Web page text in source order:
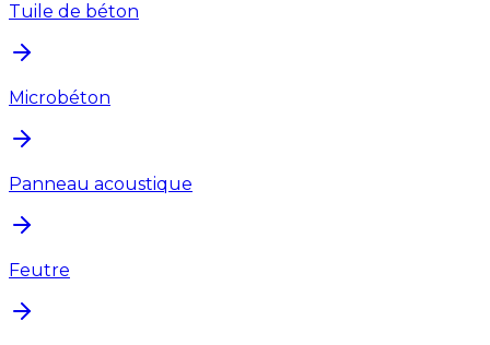
Tuile de béton
Microbéton
Panneau acoustique
Feutre